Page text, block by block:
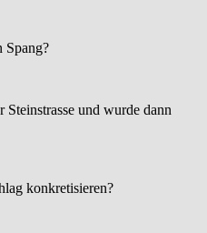
Spang?
und wurde dann
konkretisieren?